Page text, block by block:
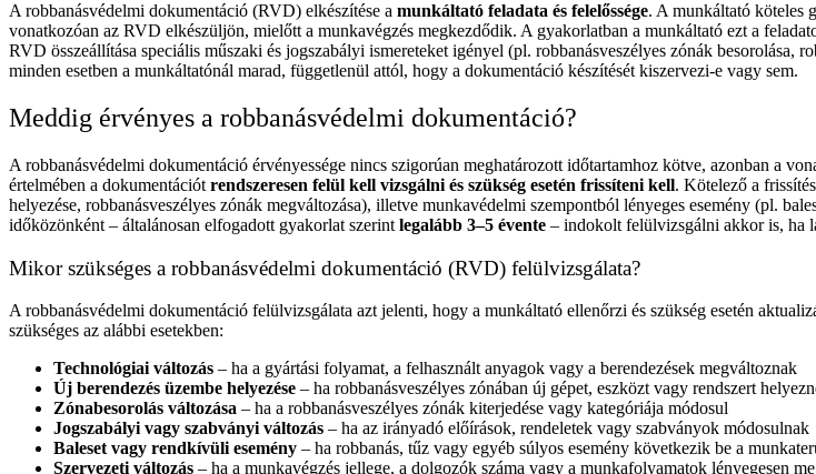
A robbanásvédelmi dokumentáció (RVD) elkészítése a munkáltató feladata és felelőssége. A munkáltató köteles
vonatkozóan az RVD elkészüljön, mielőtt a munkavégzés megkezdődik. A gyakorlatban a munkáltató ezt a
RVD összeállítása speciális műszaki és jogszabályi ismereteket igényel (pl. robbanásveszélyes zónák besorolása,
minden esetben a munkáltatónál marad, függetlenül attól, hogy a dokumentáció készítését kiszervezi-e vagy sem.
Meddig érvényes a robbanásvédelmi dokumentáció?
A robbanásvédelmi dokumentáció érvényessége nincs szigorúan meghatározott időtartamhoz kötve, azonban a
értelmében a dokumentációt rendszeresen felül kell vizsgálni és szükség esetén frissíteni kell. Kötelező a
helyezése, robbanásveszélyes zónák megváltozása), illetve munkavédelmi szempontból lényeges esemény (pl.
időközönként – általánosan elfogadott gyakorlat szerint legalább 3–5 évente – indokolt felülvizsgálni akkor is, ha
Mikor szükséges a robbanásvédelmi dokumentáció (RVD) felülvizsgálata?
A robbanásvédelmi dokumentáció felülvizsgálata azt jelenti, hogy a munkáltató ellenőrzi és szükség esetén
szükséges az alábbi esetekben:
Technológiai változás – ha a gyártási folyamat, a felhasznált anyagok vagy a berendezések megváltoznak
Új berendezés üzembe helyezése – ha robbanásveszélyes zónában új gépet, eszközt vagy rendszert
Zónabesorolás változása – ha a robbanásveszélyes zónák kiterjedése vagy kategóriája módosul
Jogszabályi vagy szabványi változás – ha az irányadó előírások, rendeletek vagy szabványok módosulnak
Baleset vagy rendkívüli esemény – ha robbanás, tűz vagy egyéb súlyos esemény következik be a
Szervezeti változás – ha a munkavégzés jellege, a dolgozók száma vagy a munkafolyamatok lényegesen